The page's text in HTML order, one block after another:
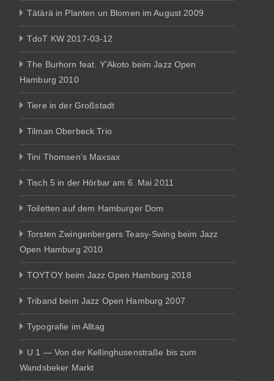
Tätärä in Planten un Blomen im August 2009
TdoT KW 2017-03-12
The Burhorn feat. Y’Akoto beim Jazz Open
Hamburg 2010
Tiere in der Großstadt
Tilman Oberbeck Trio
Tini Thomsen’s Maxsax
Tisch 5 in der Hörbar am 6. Mai 2011
Toiletten auf dem Hamburger Dom
Torsten Zwingenbergers Teasy-Swing beim Jazz
Open Hamburg 2010
TOYTOY beim Jazz Open Hamburg 2018
Triband beim Jazz Open Hamburg 2007
Typografie im Alltag
U 1 — Von der Kellinghusenstraße bis zum
Wandsbeker Markt